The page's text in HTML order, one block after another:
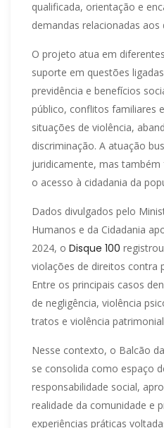
qualificada, orientação e
demandas relacionadas
O projeto atua em
suporte em questões
previdência e benefícios
público, conflitos familiares
situações de violência,
discriminação. A atuação
juridicamente, mas
o acesso à cidadania da
Dados divulgados pelo
Humanos e da Cidadania
2024, o Disque 100
violações de direitos contra
Entre os principais casos
de negligência, violência
tratos e violência
Nesse contexto, o Balcão
se consolida como espaço
responsabilidade social,
realidade da comunidade e
experiências práticas